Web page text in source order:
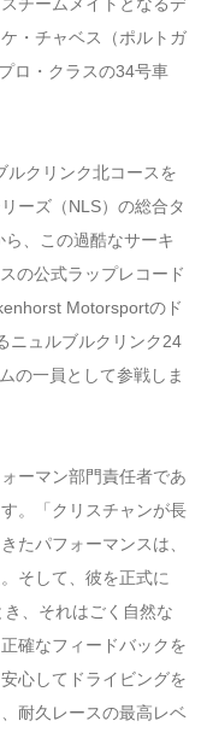
チームメイトとなるデ
・チャベス（ポルトガ
ロ・クラスの34号車
ルクリンク北コースを
ーズ（NLS）の総合タ
、この過酷なサーキ
の公式ラップレコード
Motorsportのド
ニュルブルクリンク24
の一員として参戦しま
ーマン部門責任者であ
。「クリスチャンが長
たパフォーマンスは、
そして、彼を正式に
、それはごく自然な
確なフィードバックを
心してドライビングを
耐久レースの最高レベ